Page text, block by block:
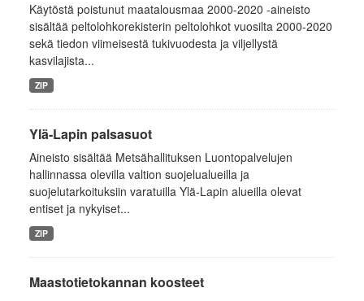
Käytöstä poistunut maatalousmaa 2000-2020 -aineisto
sisältää peltolohkorekisterin peltolohkot vuosilta 2000-2020
sekä tiedon viimeisestä tukivuodesta ja viljellystä
kasvilajista...
ZIP
Ylä-Lapin palsasuot
Aineisto sisältää Metsähallituksen Luontopalvelujen
hallinnassa olevilla valtion suojelualueilla ja
suojelutarkoituksiin varatuilla Ylä-Lapin alueilla olevat
entiset ja nykyiset...
ZIP
Maastotietokannan koosteet